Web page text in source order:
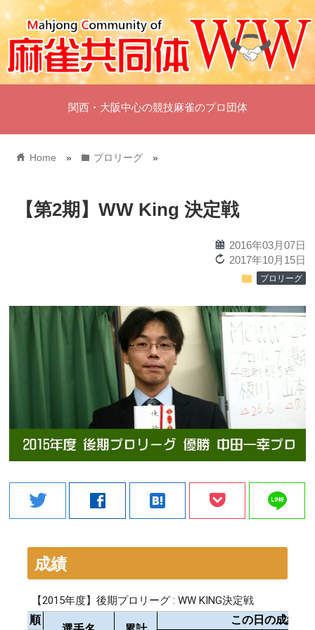
関西・大阪中心の競技麻雀のプロ団体
home Home » folder プロリーグ »
【第2期】WW King 決定戦
calendar 2016年03月07日
reload 2017年10月15日
folder プロリーグ
twitter facebook hatenabookmark line
成績